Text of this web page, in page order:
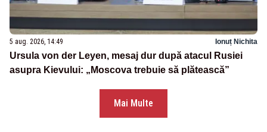
5 aug. 2026, 14:49 Ionuț Nichita
Ursula von der Leyen, mesaj dur după atacul Rusiei
asupra Kievului: „Moscova trebuie să plătească”
Mai Multe